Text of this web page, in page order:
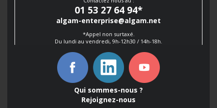
01 53 27 64 94*
algam-enterprise@algam.net
*Appel non surtaxé.
Du lundi au vendredi, 9h-12h30 / 14h-18h.
Qui sommes-nous ?
Rejoignez-nous